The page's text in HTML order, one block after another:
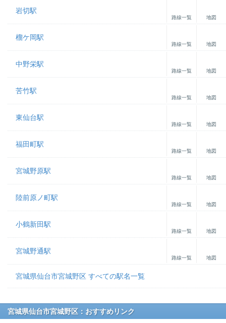
岩切駅
路線一覧 地図
榴ケ岡駅
路線一覧 地図
中野栄駅
路線一覧 地図
苦竹駅
路線一覧 地図
東仙台駅
路線一覧 地図
福田町駅
路線一覧 地図
宮城野原駅
路線一覧 地図
陸前原ノ町駅
路線一覧 地図
小鶴新田駅
路線一覧 地図
宮城野通駅
路線一覧 地図
宮城県仙台市宮城野区 すべての駅名一覧
宮城県仙台市宮城野区：おすすめリンク